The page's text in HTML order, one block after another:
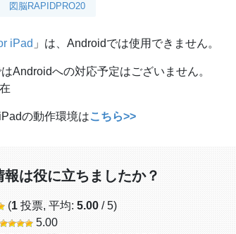
図脳RAPIDPRO20
iPad 」は、Androidでは使用できません。
Androidへの対応予定はございません。
の動作環境はこちら>>
報は役に立ちましたか？
(1 投票, 平均: 5.00 / 5)
5.00